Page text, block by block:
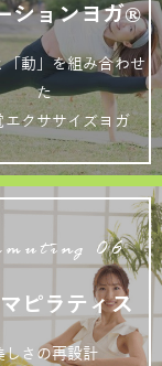
ションヨガ®
「動」を組み合わせ
た
エクササイズヨガ
06
ピラティス
しさの再設計